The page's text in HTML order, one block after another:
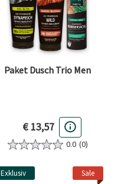
Paket Dusch Trio Men
€ 13,57
0.0 (0)
Sale
Exklusiv